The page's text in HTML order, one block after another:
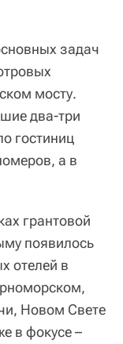
задач
мосту.
два-три
гостиниц
а в
грантовой
появилось
отелей в
Новом Свете
в фокусе –